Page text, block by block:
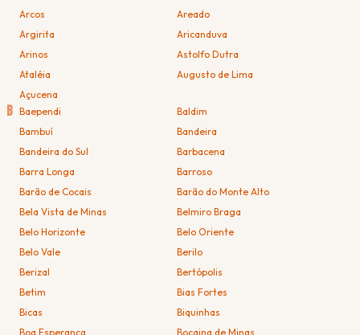
Arcos
Areado
Argirita
Aricanduva
Arinos
Astolfo Dutra
Ataléia
Augusto de Lima
Açucena
B Baependi
Baldim
Bambuí
Bandeira
Bandeira do Sul
Barbacena
Barra Longa
Barroso
Barão de Cocais
Barão do Monte Alto
Bela Vista de Minas
Belmiro Braga
Belo Horizonte
Belo Oriente
Belo Vale
Berilo
Berizal
Bertópolis
Betim
Bias Fortes
Bicas
Biquinhas
Boa Esperança
Bocaina de Minas